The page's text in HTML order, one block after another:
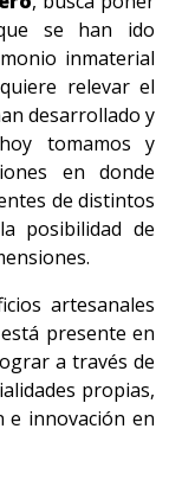
se han ido
inmaterial
relevar el
desarrollado y
tomamos y
en donde
de distintos
posibilidad de
artesanales
presente en
a través de
propias,
e innovación en